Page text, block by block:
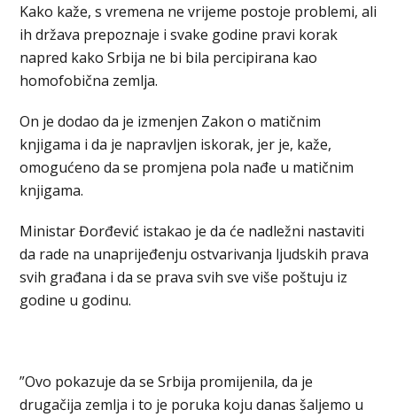
Kako kaže, s vremena ne vrijeme postoje problemi, ali
ih država prepoznaje i svake godine pravi korak
napred kako Srbija ne bi bila percipirana kao
homofobična zemlja.
On je dodao da je izmenjen Zakon o matičnim
knjigama i da je napravljen iskorak, jer je, kaže,
omogućeno da se promjena pola nađe u matičnim
knjigama.
Ministar Đorđević istakao je da će nadležni nastaviti
da rade na unaprijeđenju ostvarivanja ljudskih prava
svih građana i da se prava svih sve više poštuju iz
godine u godinu.
”Ovo pokazuje da se Srbija promijenila, da je
drugačija zemlja i to je poruka koju danas šaljemo u